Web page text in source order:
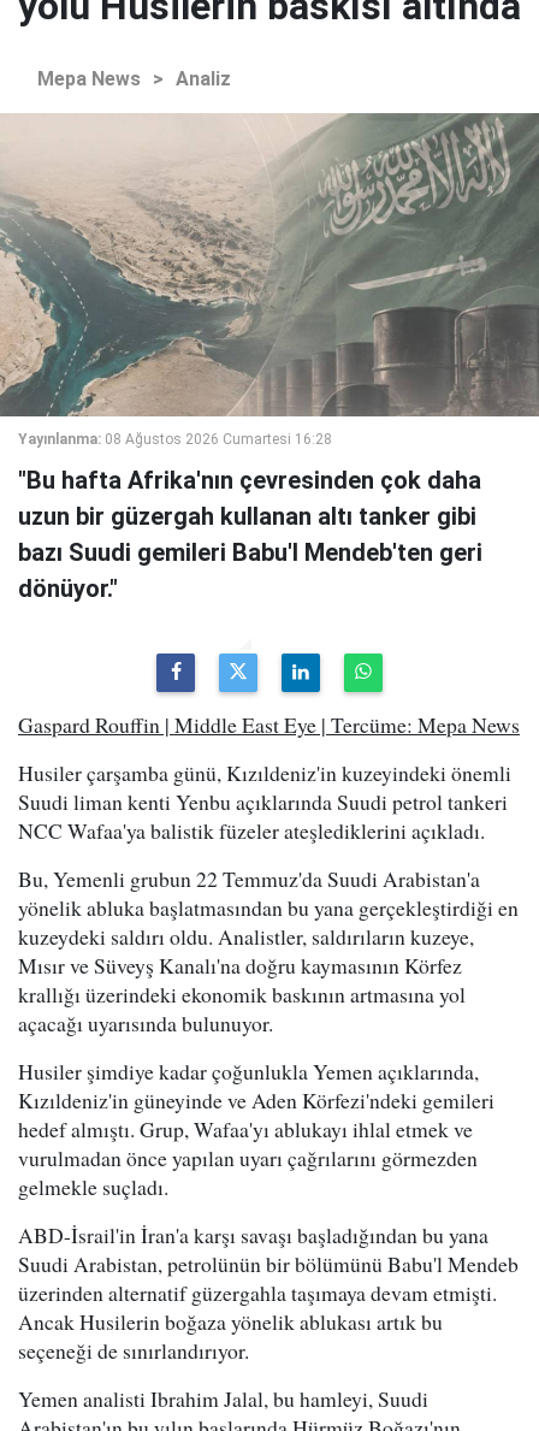
Mepa News > Analiz
Yayınlanma: 08 Ağustos 2026 Cumartesi 16:28
"Bu hafta Afrika'nın çevresinden çok daha
uzun bir güzergah kullanan altı tanker gibi
bazı Suudi gemileri Babu'l Mendeb'ten geri
dönüyor."
Gaspard Rouffin | Middle East Eye | Tercüme: Mepa News
Husiler çarşamba günü, Kızıldeniz'in kuzeyindeki önemli
Suudi liman kenti Yenbu açıklarında Suudi petrol tankeri
NCC Wafaa'ya balistik füzeler ateşlediklerini açıkladı.
Bu, Yemenli grubun 22 Temmuz'da Suudi Arabistan'a
yönelik abluka başlatmasından bu yana gerçekleştirdiği en
kuzeydeki saldırı oldu. Analistler, saldırıların kuzeye,
Mısır ve Süveyş Kanalı'na doğru kaymasının Körfez
krallığı üzerindeki ekonomik baskının artmasına yol
açacağı uyarısında bulunuyor.
Husiler şimdiye kadar çoğunlukla Yemen açıklarında,
Kızıldeniz'in güneyinde ve Aden Körfezi'ndeki gemileri
hedef almıştı. Grup, Wafaa'yı ablukayı ihlal etmek ve
vurulmadan önce yapılan uyarı çağrılarını görmezden
gelmekle suçladı.
ABD-İsrail'in İran'a karşı savaşı başladığından bu yana
Suudi Arabistan, petrolünün bir bölümünü Babu'l Mendeb
üzerinden alternatif güzergahla taşımaya devam etmişti.
Ancak Husilerin boğaza yönelik ablukası artık bu
seçeneği de sınırlandırıyor.
Yemen analisti Ibrahim Jalal, bu hamleyi, Suudi